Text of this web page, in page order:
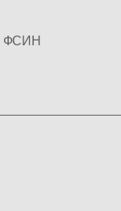
ФСИН